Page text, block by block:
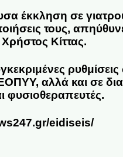
έκκληση σε
τους,
Χρήστος Κίττας.
αλλά και σε
φυσιοθεραπευτές.
eidiseis/